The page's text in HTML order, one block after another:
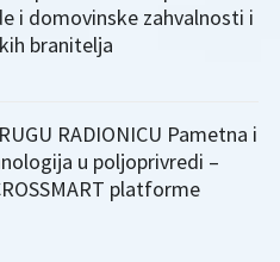
i domovinske zahvalnosti i
branitelja
RADIONICU Pametna i
u poljoprivredi –
platforme